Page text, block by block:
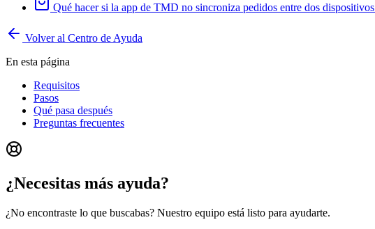
Qué hacer si la app de TMD no sincroniza pedidos entre dos dispositivos
Volver al Centro de Ayuda
En esta página
Requisitos
Pasos
Qué pasa después
Preguntas frecuentes
¿Necesitas más ayuda?
¿No encontraste lo que buscabas? Nuestro equipo está listo para ayudarte.